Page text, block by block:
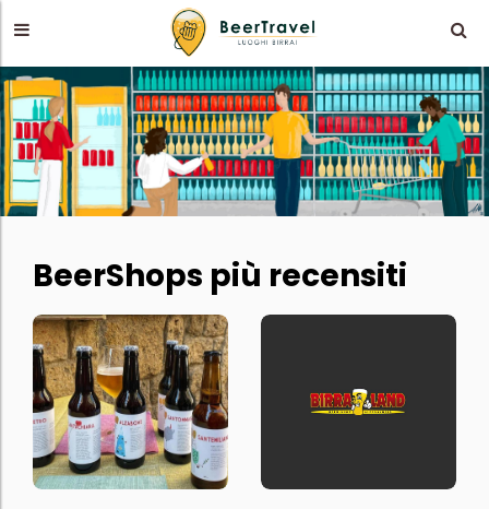
BeerShops più recensiti